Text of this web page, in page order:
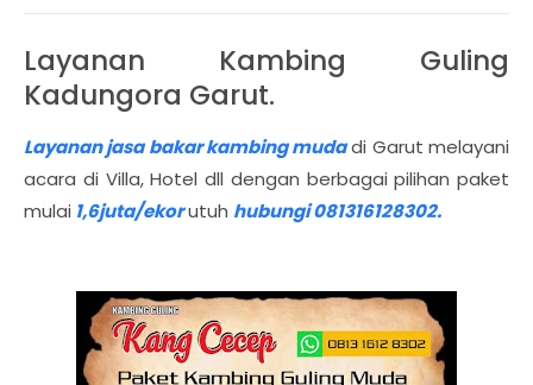
Layanan Kambing Guling
Kadungora Garut.
Layanan jasa bakar kambing mudadi Garut melayani
acara di Villa, Hotel dll dengan berbagai pilihan paket
mulai 1,6juta/ekorutuh hubungi 081316128302.